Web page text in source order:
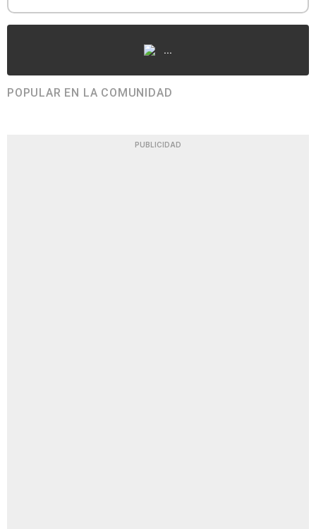
...
POPULAR EN LA COMUNIDAD
PUBLICIDAD